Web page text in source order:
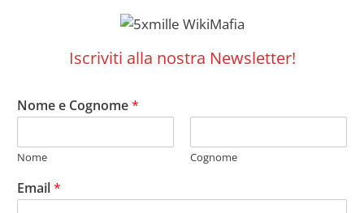
Iscriviti alla nostra Newsletter!
Nome e Cognome*
Nome Cognome
Email*